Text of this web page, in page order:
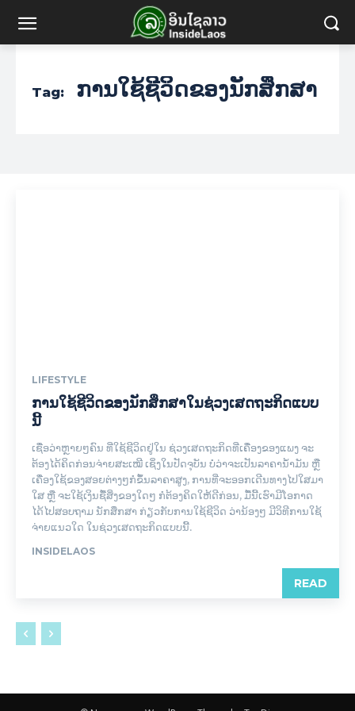
Tag: ການໃຊ້ຊີວິດຂອງນັກສຶກສາ
LIFESTYLE
ການໃຊ້ຊີວິດຂອງນັກສຶກສາໃນຊ່ວງເສດຖະກິດແບບ
ນີ້
ເຊື່ອວ່າຫຼາຍໆຄົນ ທີ່ໃຊ້ຊີວິດຢູ່ໃນ ຊ່ວງເສດຖະກິດທີ່ເຄື່ອງຂອງແພງ ຈະ
ຕ້ອງໄດ້ຄິດກ່ອນຈ່າຍສະເໝີ ເຊິ່ງໃນປັດຈຸບັນ ບໍ່ວ່າຈະເປັນລາຄານ້ຳມັນ ຫຼື
ເຄື່ອງໃຊ້ຂອງສອຍຕ່າງໆກໍຂຶ້ນລາຄາສູງ, ການທີ່ຈະອອກເດີນທາງໄປໃສມາ
ໃສ ຫຼື ຈະໃຊ້ເງິນຊື້ສິ່ງຂອງໃດໆ ກໍຕ້ອງຄິດໃຫ້ດີກ່ອນ, ມື້ນີ້ເຮົາມີໂອກາດ
ໄດ້ໄປສອບຖາມ ນັກສຶກສາ ກ່ຽວກັບການໃຊ້ຊີວິດ ວ່ານ້ອງໆ ມີວິທີການໃຊ້
ຈ່າຍແນວໃດ ໃນຊ່ວງເສດຖະກິດແບບນີ້.
INSIDELAOS
READ